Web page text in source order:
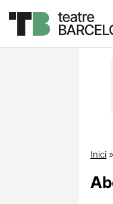
Inici»